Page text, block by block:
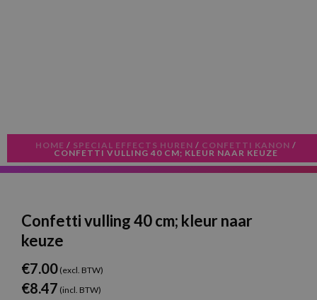
HOME / SPECIAL EFFECTS HUREN / CONFETTI KANON /
CONFETTI VULLING 40 CM; KLEUR NAAR KEUZE
Confetti vulling 40 cm; kleur naar
keuze
€7.00 (excl. BTW)
€8.47 (incl. BTW)